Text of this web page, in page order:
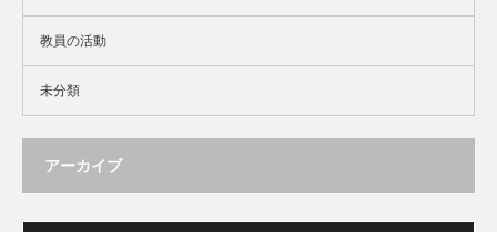
教員の活動
未分類
アーカイブ